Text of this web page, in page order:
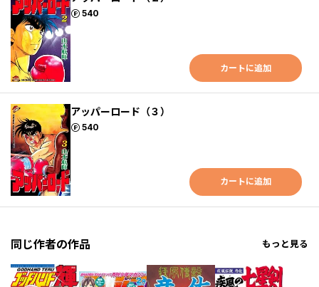
540
ポイント
カートに追加
アッパーロード（３）
540
ポイント
カートに追加
同じ作者の作品 もっと見る